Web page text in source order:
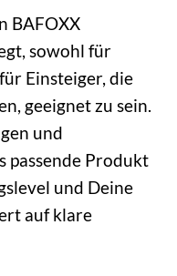
BAFOXX
sowohl für
Einsteiger, die
geeignet zu sein.
und
passende Produkt
und Deine
auf klare